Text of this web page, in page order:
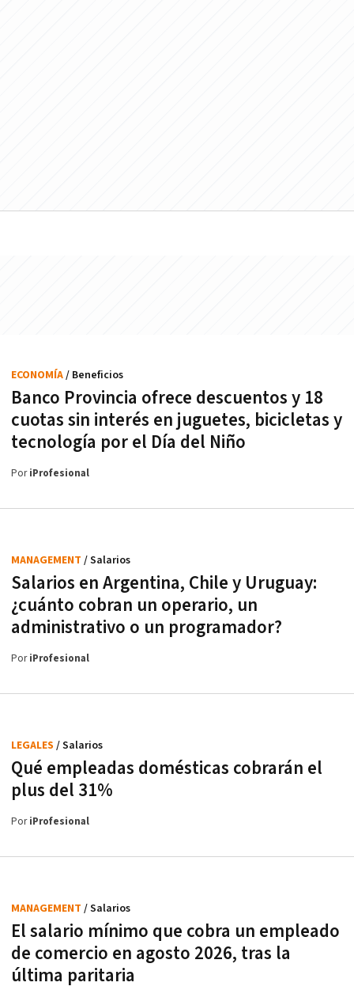
Banco Provincia ofrece descuentos y 18
cuotas sin interés en juguetes, bicicletas y
tecnología por el Día del Niño
ECONOMÍA/ Beneficios
PoriProfesional
Salarios en Argentina, Chile y Uruguay:
¿cuánto cobran un operario, un
administrativo o un programador?
MANAGEMENT / Salarios
PoriProfesional
Qué empleadas domésticas cobrarán el
plus del 31%
LEGALES / Salarios
PoriProfesional
El salario mínimo que cobra un empleado
de comercio en agosto 2026, tras la
última paritaria
MANAGEMENT / Salarios